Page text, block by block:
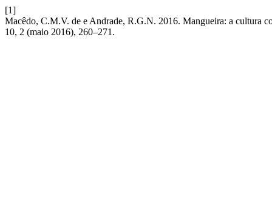
[1]
Macêdo, C.M.V. de e Andrade, R.G.N. 2016. Mangueira: a cultura
10, 2 (maio 2016), 260–271.